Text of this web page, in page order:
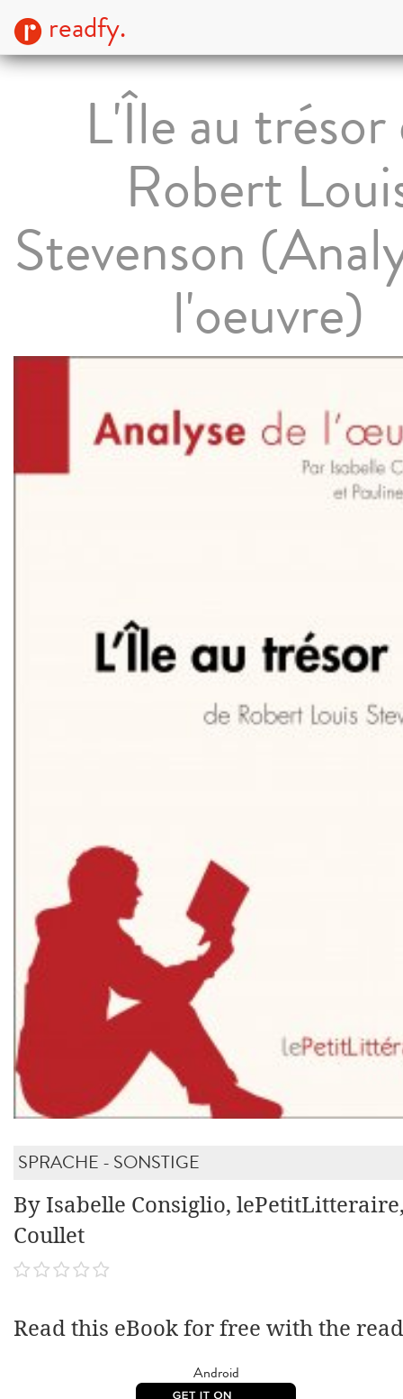
readfy.
L'Île au trésor
Robert
Stevenson
l'oeuvre)
SPRACHE - SONSTIGE
By Isabelle Consiglio,
Coullet
Read this eBook for free with the
Android